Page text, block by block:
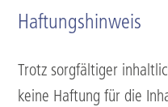
Haftungshinweis
Trotz sorgfältiger
keine Haftung für die